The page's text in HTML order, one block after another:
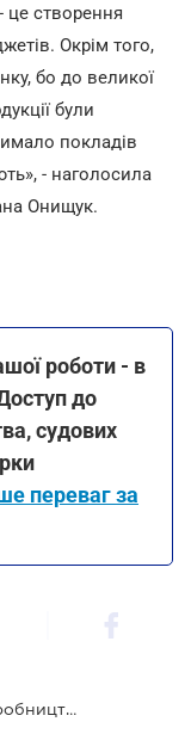
це створення
Окрім того,
бо до великої
були
покладів
- наголосила
Онищук.
роботи - в
до
судових
переваг за
На Прикарпатті запустять потужне виробництво гіпсової продукції